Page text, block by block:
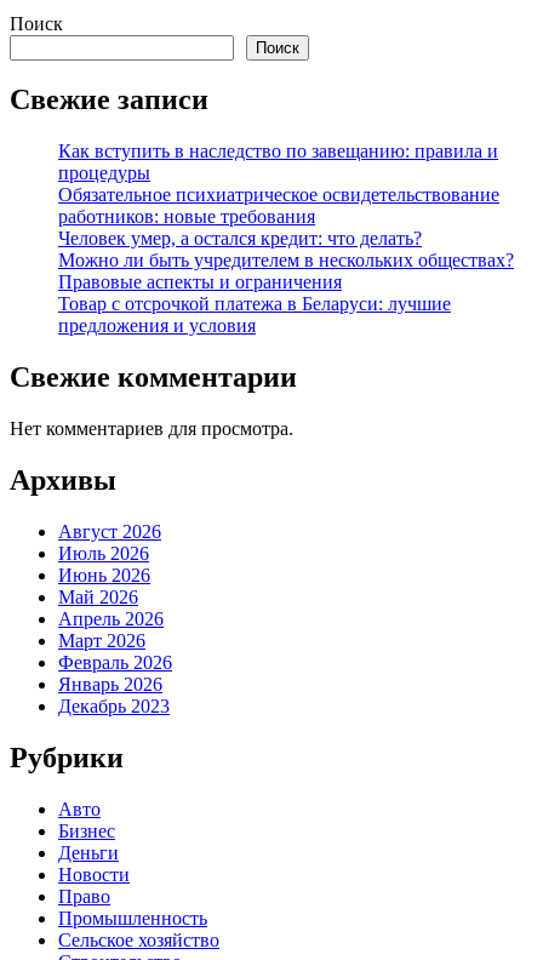
Поиск
Поиск
Свежие записи
Как вступить в наследство по завещанию: правила и
процедуры
Обязательное психиатрическое освидетельствование
работников: новые требования
Человек умер, а остался кредит: что делать?
Можно ли быть учредителем в нескольких обществах?
Правовые аспекты и ограничения
Товар с отсрочкой платежа в Беларуси: лучшие
предложения и условия
Свежие комментарии
Нет комментариев для просмотра.
Архивы
Август 2026
Июль 2026
Июнь 2026
Май 2026
Апрель 2026
Март 2026
Февраль 2026
Январь 2026
Декабрь 2023
Рубрики
Авто
Бизнес
Деньги
Новости
Право
Промышленность
Сельское хозяйство